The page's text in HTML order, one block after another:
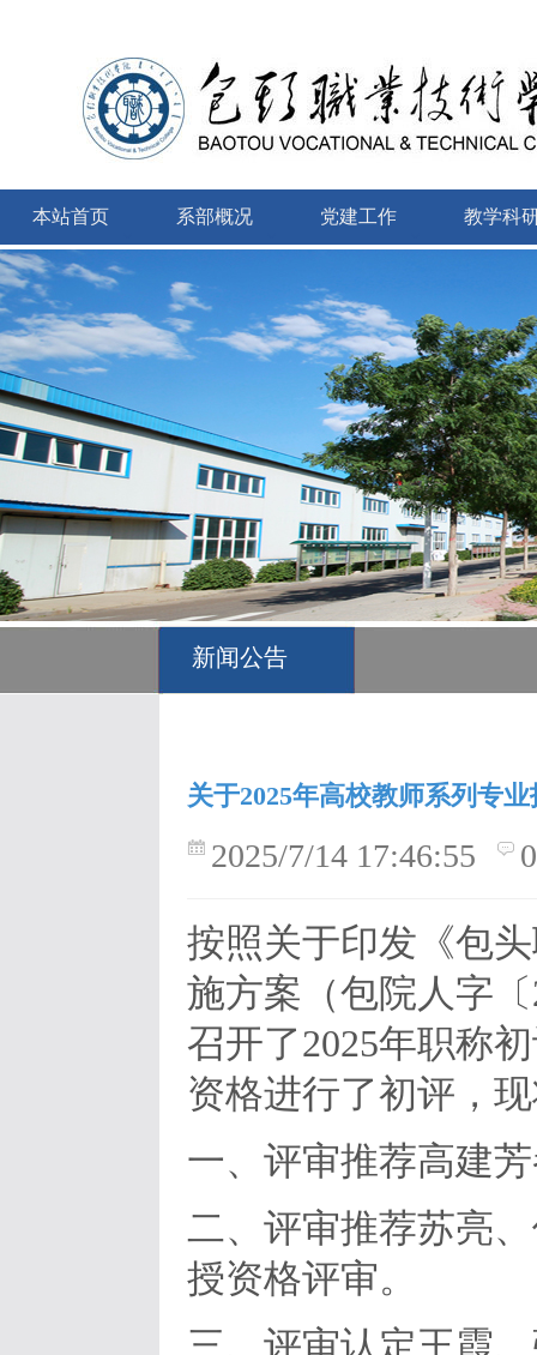
本站首页 系部概况 党建工作 教学科
新闻公告
关于2025年高校教师系列专
2025/7/14 17:46:55
按照关于印发《包
施方案（包院人字
召开了2025年职称
资格进行了初评，
一、评审推荐高建
二、评审推荐苏亮
授资格评审。
三、评审认定王霞